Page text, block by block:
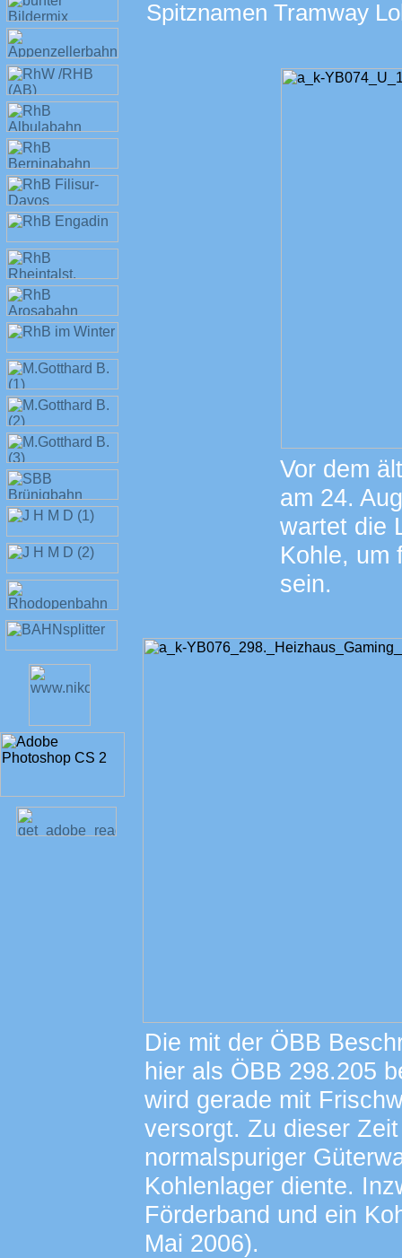
Spitznamen Tramway
Vor dem
am 24.
wartet die
Kohle, um
sein.
Die mit der ÖBB
hier als ÖBB 298.205
wird gerade mit
versorgt. Zu dieser
normalspuriger
Kohlenlager diente.
Förderband und ein
Mai 2006).